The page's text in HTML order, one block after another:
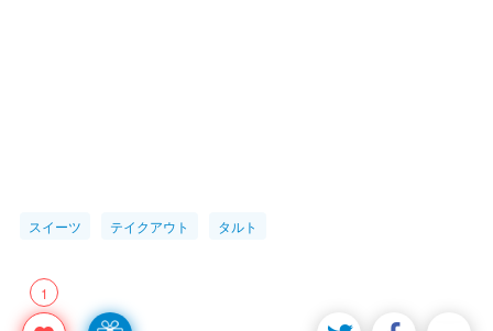
スイーツ テイクアウト タルト
1